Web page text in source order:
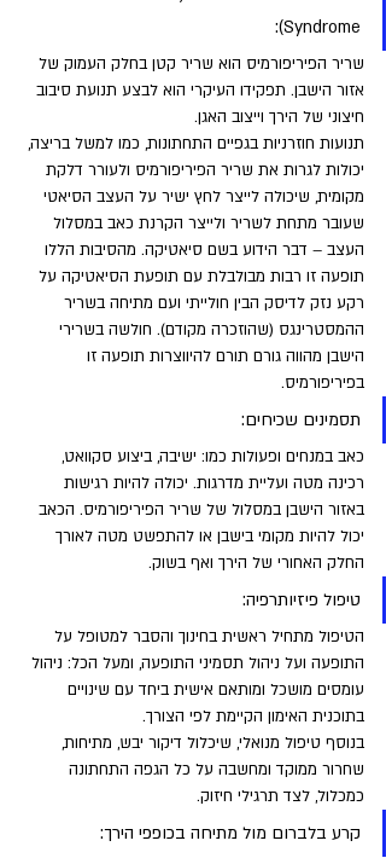
Syndrome):
שריר הפיריפורמיס הוא שריר קטן בחלק העמוק של
אזור הישבן. תפקידו העיקרי הוא לבצע תנועת סיבוב
חיצוני של הירך וייצוב האגן.
תנועות חוזרניות בגפיים התחתונות, כמו למשל בריצה,
יכולות לגרות את שריר הפיריפורמיס ולעורר דלקת
מקומית, שיכולה לייצר לחץ ישיר על העצב הסיאטי
שעובר מתחת לשריר ולייצר הקרנת כאב במסלול
העצב – דבר הידוע בשם סיאטיקה. מהסיבות הללו
תופעה זו רבות מבולבלת עם תופעת הסיאטיקה על
רקע נזק לדיסק הבין חולייתי ועם מתיחה בשריר
ההמסטרינגס (שהוזכרה מקודם). חולשה בשרירי
הישבן מהווה גורם תורם להיווצרות תופעה זו
בפיריפורמיס.
תסמינים שכיחים:
כאב במנחים ופעולות כמו: ישיבה, ביצוע סקוואט,
רכינה מטה ועליית מדרגות. יכולה להיות רגישות
באזור הישבן במסלול של שריר הפיריפורמיס. הכאב
יכול להיות מקומי בישבן או להתפשט מטה לאורך
החלק האחורי של הירך ואף בשוק.
טיפול פיזיותרפיה:
הטיפול מתחיל ראשית בחינוך והסבר למטופל על
התופעה ועל ניהול תסמיני התופעה, ומעל הכל: ניהול
עומסים מושכל ומותאם אישית ביחד עם שינויים
בתוכנית האימון הקיימת לפי הצורך.
בנוסף טיפול מנואלי, שיכלול דיקור יבש, מתיחות,
שחרור ממוקד ומחשבה על כל הגפה התחתונה
כמכלול, לצד תרגילי חיזוק.
קרע בלברום מול מתיחה בכופפי הירך: